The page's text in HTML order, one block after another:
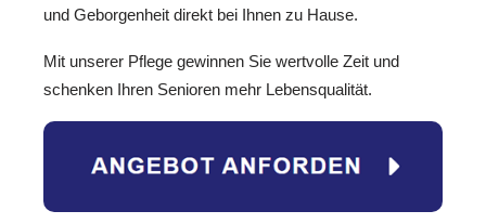
und Geborgenheit direkt bei Ihnen zu Hause.
Mit unserer Pflege gewinnen Sie wertvolle Zeit und
schenken Ihren Senioren mehr Lebensqualität.